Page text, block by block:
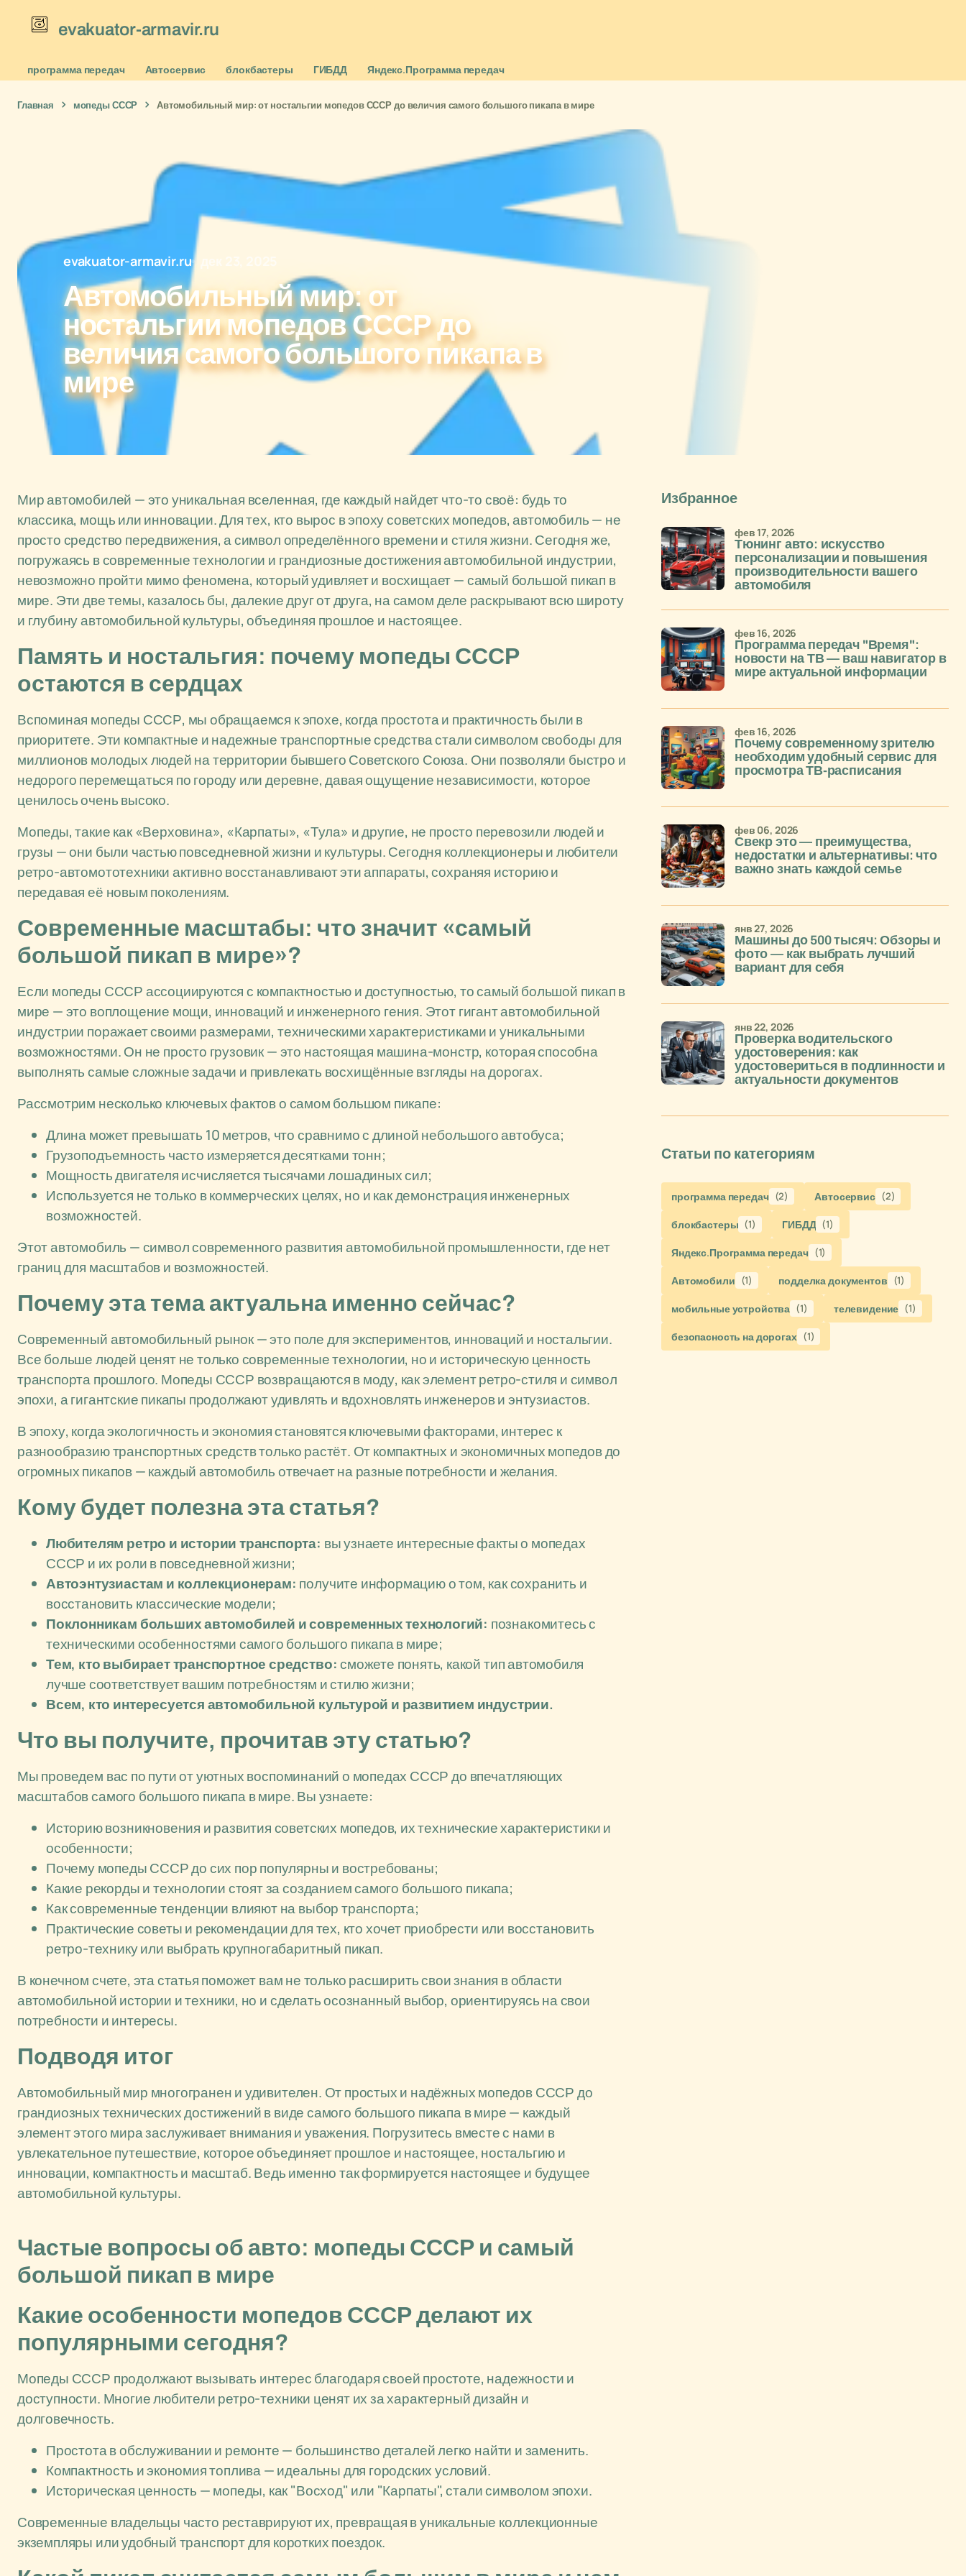
evakuator-armavir.ru
программа передач Автосервис блокбастеры ГИБДД Яндекс.Программа передач
Главная мопеды СССР Автомобильный мир: от ностальгии мопедов СССР до величия самого большого пикапа в мире
evakuator-armavir.ru
Автомобильный мир: от
ностальгии мопедов СССР до
величия самого большого пикапа в
мире
Мир автомобилей — это уникальная вселенная, где каждый найдет что-то своё: будь то
классика, мощь или инновации. Для тех, кто вырос в эпоху советских мопедов, автомобиль — не
просто средство передвижения, а символ определённого времени и стиля жизни. Сегодня же,
погружаясь в современные технологии и грандиозные достижения автомобильной индустрии,
невозможно пройти мимо феномена, который удивляет и восхищает — самый большой пикап в
мире. Эти две темы, казалось бы, далекие друг от друга, на самом деле раскрывают всю широту
и глубину автомобильной культуры, объединяя прошлое и настоящее.
Память и ностальгия: почему мопеды СССР
остаются в сердцах
Вспоминая мопеды СССР, мы обращаемся к эпохе, когда простота и практичность были в
приоритете. Эти компактные и надежные транспортные средства стали символом свободы для
миллионов молодых людей на территории бывшего Советского Союза. Они позволяли быстро и
недорого перемещаться по городу или деревне, давая ощущение независимости, которое
ценилось очень высоко.
Мопеды, такие как «Верховина», «Карпаты», «Тула» и другие, не просто перевозили людей и
грузы — они были частью повседневной жизни и культуры. Сегодня коллекционеры и любители
ретро-автомототехники активно восстанавливают эти аппараты, сохраняя историю и
передавая её новым поколениям.
Современные масштабы: что значит «самый
большой пикап в мире»?
Если мопеды СССР ассоциируются с компактностью и доступностью, то самый большой пикап в
мире — это воплощение мощи, инноваций и инженерного гения. Этот гигант автомобильной
индустрии поражает своими размерами, техническими характеристиками и уникальными
возможностями. Он не просто грузовик — это настоящая машина-монстр, которая способна
выполнять самые сложные задачи и привлекать восхищённые взгляды на дорогах.
Рассмотрим несколько ключевых фактов о самом большом пикапе:
Длина может превышать 10 метров, что сравнимо с длиной небольшого автобуса;
Грузоподъемность часто измеряется десятками тонн;
Мощность двигателя исчисляется тысячами лошадиных сил;
Используется не только в коммерческих целях, но и как демонстрация инженерных
возможностей.
Этот автомобиль — символ современного развития автомобильной промышленности, где нет
границ для масштабов и возможностей.
Почему эта тема актуальна именно сейчас?
Современный автомобильный рынок — это поле для экспериментов, инноваций и ностальгии.
Все больше людей ценят не только современные технологии, но и историческую ценность
транспорта прошлого. Мопеды СССР возвращаются в моду, как элемент ретро-стиля и символ
эпохи, а гигантские пикапы продолжают удивлять и вдохновлять инженеров и энтузиастов.
В эпоху, когда экологичность и экономия становятся ключевыми факторами, интерес к
разнообразию транспортных средств только растёт. От компактных и экономичных мопедов до
огромных пикапов — каждый автомобиль отвечает на разные потребности и желания.
Кому будет полезна эта статья?
Любителям ретро и истории транспорта: вы узнаете интересные факты о мопедах
СССР и их роли в повседневной жизни;
Автоэнтузиастам и коллекционерам: получите информацию о том, как сохранить и
восстановить классические модели;
Поклонникам больших автомобилей и современных технологий: познакомитесь с
техническими особенностями самого большого пикапа в мире;
Тем, кто выбирает транспортное средство:сможете понять, какой тип автомобиля
лучше соответствует вашим потребностям и стилю жизни;
Всем, кто интересуется автомобильной культурой и развитием индустрии.
Что вы получите, прочитав эту статью?
Мы проведем вас по пути от уютных воспоминаний о мопедах СССР до впечатляющих
масштабов самого большого пикапа в мире. Вы узнаете:
Историю возникновения и развития советских мопедов, их технические характеристики и
особенности;
Почему мопеды СССР до сих пор популярны и востребованы;
Какие рекорды и технологии стоят за созданием самого большого пикапа;
Как современные тенденции влияют на выбор транспорта;
Практические советы и рекомендации для тех, кто хочет приобрести или восстановить
ретро-технику или выбрать крупногабаритный пикап.
В конечном счете, эта статья поможет вам не только расширить свои знания в области
автомобильной истории и техники, но и сделать осознанный выбор, ориентируясь на свои
потребности и интересы.
Подводя итог
Автомобильный мир многогранен и удивителен. От простых и надёжных мопедов СССР до
грандиозных технических достижений в виде самого большого пикапа в мире — каждый
элемент этого мира заслуживает внимания и уважения. Погрузитесь вместе с нами в
увлекательное путешествие, которое объединяет прошлое и настоящее, ностальгию и
инновации, компактность и масштаб. Ведь именно так формируется настоящее и будущее
автомобильной культуры.
Частые вопросы об авто: мопеды СССР и самый
большой пикап в мире
Какие особенности мопедов СССР делают их
популярными сегодня?
Мопеды СССР продолжают вызывать интерес благодаря своей простоте, надежности и
доступности. Многие любители ретро-техники ценят их за характерный дизайн и
долговечность.
Простота в обслуживании и ремонте — большинство деталей легко найти и заменить.
Компактность и экономия топлива — идеальны для городских условий.
Историческая ценность — мопеды, как "Восход" или "Карпаты", стали символом эпохи.
Современные владельцы часто реставрируют их, превращая в уникальные коллекционные
экземпляры или удобный транспорт для коротких поездок.
Избранное
Тюнинг авто: искусство
персонализации и повышения
производительности вашего
автомобиля
фев 17, 2026
Программа передач "Время":
новости на ТВ — ваш навигатор в
мире актуальной информации
фев 16, 2026
Почему современному зрителю
необходим удобный сервис для
просмотра ТВ-расписания
фев 16, 2026
Свекр это — преимущества,
недостатки и альтернативы: что
важно знать каждой семье
фев 06, 2026
Машины до 500 тысяч: Обзоры и
фото — как выбрать лучший
вариант для себя
янв 27, 2026
Проверка водительского
удостоверения: как
удостовериться в подлинности и
актуальности документов
янв 22, 2026
Статьи по категориям
программа передач (2) Автосервис (2)
блокбастеры (1) ГИБДД (1)
Яндекс.Программа передач (1)
Автомобили (1) подделка документов (1)
мобильные устройства (1) телевидение (1)
безопасность на дорогах (1)